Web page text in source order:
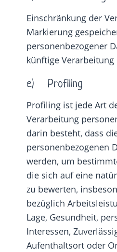
Einschränkung der
Markierung
personenbezogener
künftige Verarbeitung
e) Profiling
Profiling ist jede Art
Verarbeitung
darin besteht, dass
personenbezogenen
werden, um
die sich auf eine
zu bewerten,
bezüglich
Lage, Gesundheit,
Interessen,
Aufenthaltsort oder